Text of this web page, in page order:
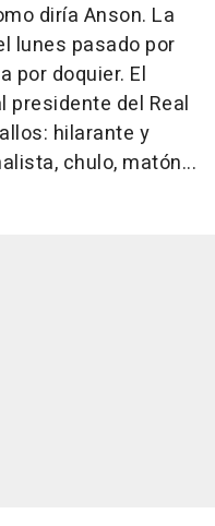
diría Anson. La
lunes pasado por
por doquier. El
presidente del Real
hilarante y
chulo, matón...